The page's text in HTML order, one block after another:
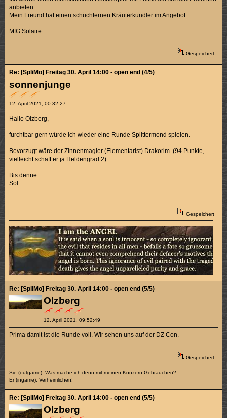
anbieten.
Mein Freund hat einen schüchternen Kräuterkundler im Angebot.
MfG Solaire
Gespeichert
sonnenjunge
12. April 2021, 00:32:27
Re: [SpliMo] Freitag 30. April 14:00 - open end (4/5)
Hallo Olzberg,
furchtbar gern würde ich wieder eine Runde Splittermond spielen.
Bevorzugt wäre der Zinnenmagier (Elementarist) Drakorim. (94 Punkte,
vielleicht schaft er ja Heldengrad 2)
Bis denne
Sol
Gespeichert
Olzberg
12. April 2021, 09:52:49
Re: [SpliMo] Freitag 30. April 14:00 - open end (5/5)
Prima damit ist die Runde voll. Wir sehen uns auf der DZ Con.
Gespeichert
Sie (outgame): Was mache ich denn mit meinen Konzern-Gebräuchen?
Er (ingame): Verheimlichen!
Olzberg
Re: [SpliMo] Freitag 30. April 14:00 - open end (5/5)